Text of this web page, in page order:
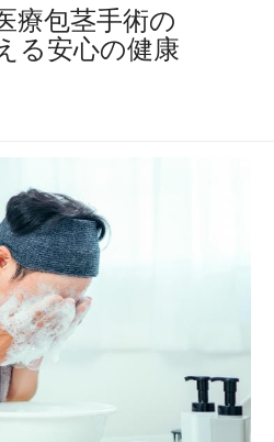
療包茎手術の
る安心の健康